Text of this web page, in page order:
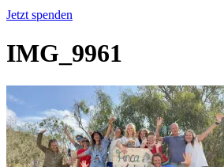
Jetzt spenden
IMG_9961